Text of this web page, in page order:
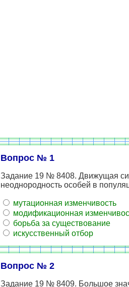
Вопрос № 1
Задание 19 № 8408. Движущая
неоднородность особей в
мутационная изменчивость
модификационная
борьба за существование
искусственный отбор
Вопрос № 2
Задание 19 № 8409. Большое